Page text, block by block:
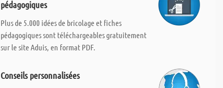
pédagogiques
Plus de 5.000 idées de bricolage et fiches
pédagogiques sont téléchargeables gratuitement
sur le site Aduis, en format PDF.
Conseils personnalisées